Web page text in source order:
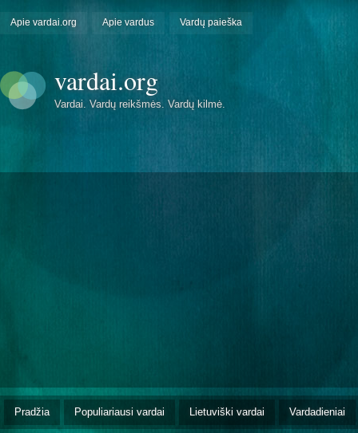
Apie vardai.org Apie vardus Vardų paieška
vardai.org
Vardai. Vardų reikšmės. Vardų kilmė.
Pradžia Populiariausi vardai Lietuviški vardai Vardadieniai